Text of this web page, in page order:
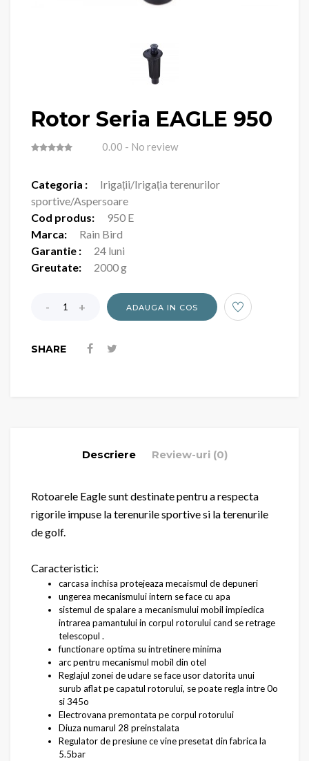
Rotor Seria EAGLE 950
0.00 - No review
Categoria :
Irigații/Irigația terenurilor
sportive/Aspersoare
Cod produs:
950 E
Marca:
Rain Bird
Garantie :
24 luni
Greutate:
2000 g
ADAUGA IN COS
SHARE
Descriere Review-uri (0)
Rotoarele Eagle sunt destinate pentru a respecta
rigorile impuse la terenurile sportive si la terenurile
de golf.
Caracteristici:
carcasa inchisa protejeaza mecaismul de depuneri
ungerea mecanismului intern se face cu apa
sistemul de spalare a mecanismului mobil impiedica
intrarea pamantului in corpul rotorului cand se retrage
telescopul .
functionare optima su intretinere minima
arc pentru mecanismul mobil din otel
Reglajul zonei de udare se face usor datorita unui
surub aflat pe capatul rotorului, se poate regla intre 0o
si 345o
Electrovana premontata pe corpul rotorului
Diuza numarul 28 preinstalata
Regulator de presiune ce vine presetat din fabrica la
5.5bar